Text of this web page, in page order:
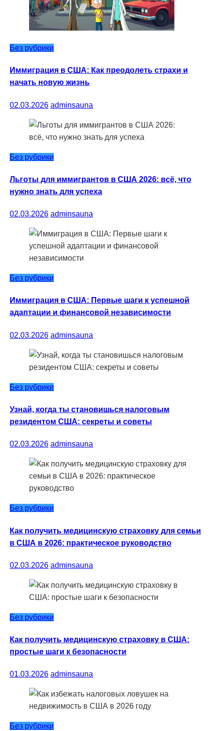
Без рубрики
Иммиграция в США: Как преодолеть страхи и
начать новую жизнь
02.03.2026 adminsauna
Без рубрики
Льготы для иммигрантов в США 2026: всё, что
нужно знать для успеха
02.03.2026 adminsauna
Без рубрики
Иммиграция в США: Первые шаги к успешной
адаптации и финансовой независимости
02.03.2026 adminsauna
Без рубрики
Узнай, когда ты становишься налоговым
резидентом США: секреты и советы
02.03.2026 adminsauna
Без рубрики
Как получить медицинскую страховку для семьи
в США в 2026: практическое руководство
02.03.2026 adminsauna
Без рубрики
Как получить медицинскую страховку в США:
простые шаги к безопасности
01.03.2026 adminsauna
Без рубрики